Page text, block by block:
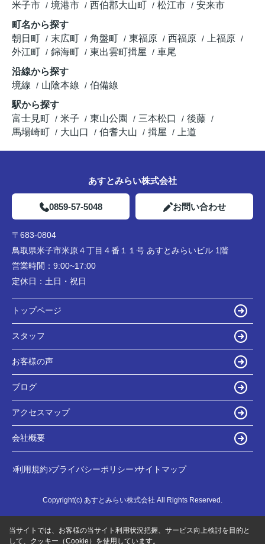
米子市
境港市 西伯郡大山町 松江市
安来市
町名から探す
朝日町
末広町 角盤町 東福原 西福原
上福原
外江町
錦海町 東出雲町揖屋
車尾
沿線から探す
境線
山陰本線
伯備線
駅から探す
富士見町
米子 東山公園 三本松口
後藤
馬場崎町
大山口 伯耆大山 揖屋 上道
あすとみらい株式会社
0859-57-5048 お問い合わせ
〒683-0804
鳥取県米子市米原４丁目４番１１号 あすとみらいビル 1階
営業時間： 9:00~17:00
定休日： 土日・祝日
トップページ
スタッフ
お客様の声
ブログ
アクセスマップ
会社概要
利用規約 プライバシーポリシー サイトマップ
Copyright(c) あすとみらい株式会社 All Rights Reserved.
当サイトでは、お客様の当サイト利用状況把握、サービス向上検討を目的と
して、クッキー（Cookie）を使用しています。